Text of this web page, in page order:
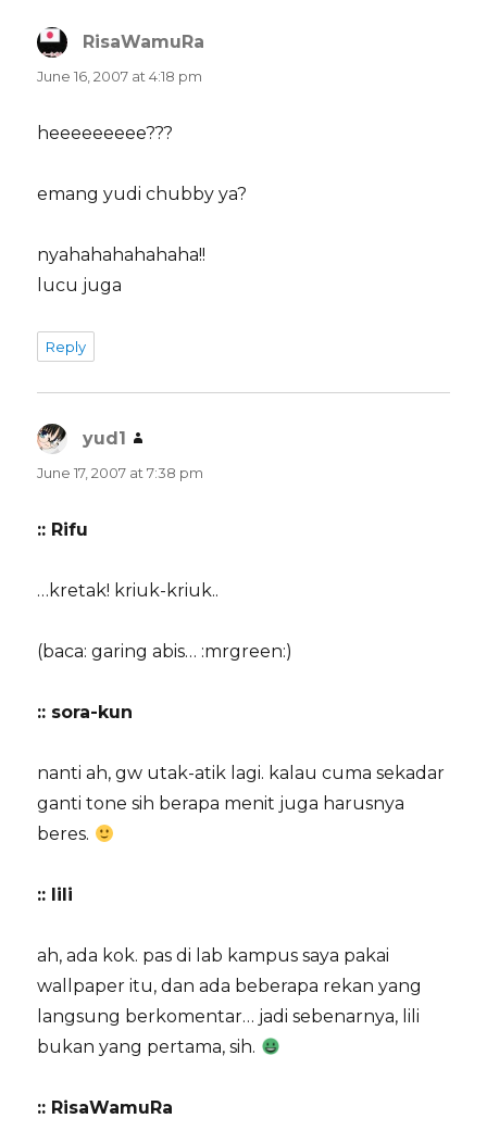
RisaWamuRa
June 16, 2007 at 4:18 pm
heeeeeeeee???
emang yudi chubby ya?
nyahahahahahaha!!
lucu juga
Reply
yud1
June 17, 2007 at 7:38 pm
:: Rifu
…kretak! kriuk-kriuk..
(baca: garing abis… :mrgreen:)
:: sora-kun
nanti ah, gw utak-atik lagi. kalau cuma sekadar
ganti tone sih berapa menit juga harusnya
beres.
:: lili
ah, ada kok. pas di lab kampus saya pakai
wallpaper itu, dan ada beberapa rekan yang
langsung berkomentar… jadi sebenarnya, lili
bukan yang pertama, sih.
:: RisaWamuRa